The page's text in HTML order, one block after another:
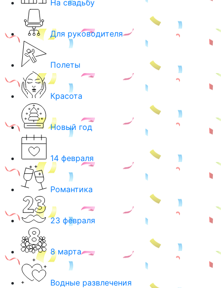
На свадьбу
Для руководителя
Полеты
Красота
Новый год
14 февраля
Романтика
23 февраля
8 марта
Водные развлечения